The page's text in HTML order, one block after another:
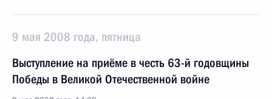
9 мая 2008 года, пятница
Выступление на приёме в честь 63-й годовщины
Победы в Великой Отечественной войне